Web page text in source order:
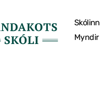
Skólinn
Myndir